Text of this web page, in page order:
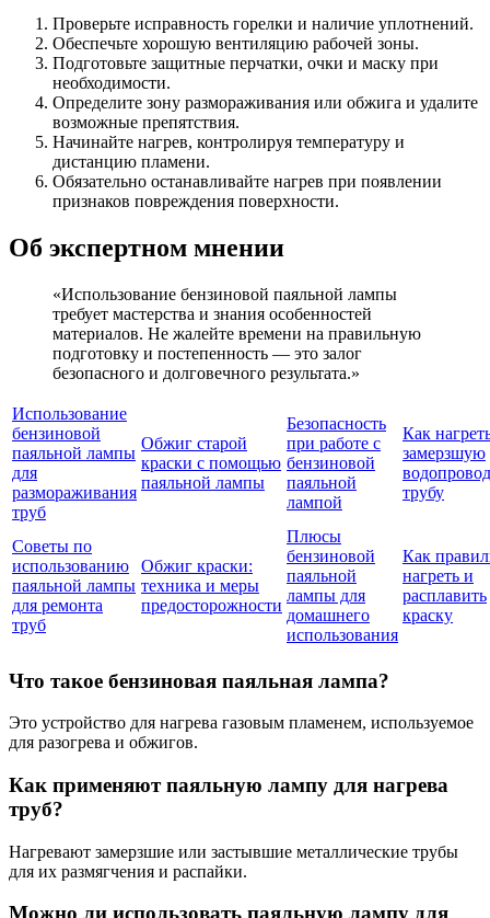
Проверьте исправность горелки и наличие уплотнений.
Обеспечьте хорошую вентиляцию рабочей зоны.
Подготовьте защитные перчатки, очки и маску при
необходимости.
Определите зону размораживания или обжига и удалите
возможные препятствия.
Начинайте нагрев, контролируя температуру и
дистанцию пламени.
Обязательно останавливайте нагрев при появлении
признаков повреждения поверхности.
Об экспертном мнении
«Использование бензиновой паяльной лампы
требует мастерства и знания особенностей
материалов. Не жалейте времени на правильную
подготовку и постепенность — это залог
безопасного и долговечного результата.»
Использование
бензиновой
паяльной лампы
для
размораживания
труб
Обжиг старой
краски с помощью
паяльной лампы
Безопасность
при работе с
бензиновой
паяльной
лампой
Как
замерзшую
трубу
Советы по
использованию
паяльной лампы
для ремонта
труб
Обжиг краски:
техника и меры
предосторожности
Плюсы
бензиновой
паяльной
лампы для
домашнего
использования
Как
нагреть и
расплавить
краску
Что такое бензиновая паяльная лампа?
Это устройство для нагрева газовым пламенем, используемое
для разогрева и обжигов.
Как применяют паяльную лампу для нагрева
труб?
Нагревают замерзшие или застывшие металлические трубы
для их размягчения и распайки.